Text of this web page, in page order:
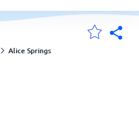
Alice Springs